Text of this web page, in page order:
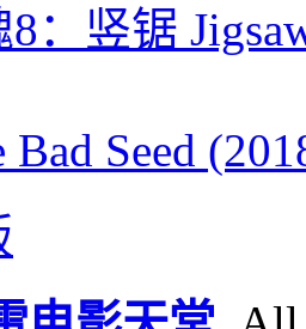
：竖锯
Seed